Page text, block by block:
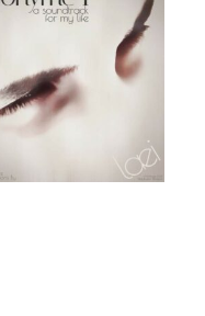
Música de guitarra
reflexivos